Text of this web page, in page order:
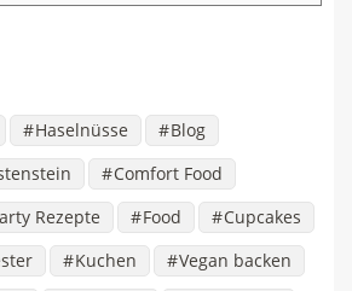
Haselnüsse
Blog
Comfort Food
Rezepte Food
Cupcakes
Kuchen
Vegan backen